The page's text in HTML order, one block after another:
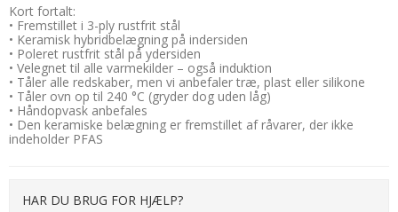
Kort fortalt:
• Fremstillet i 3-ply rustfrit stål
• Keramisk hybridbelægning på indersiden
• Poleret rustfrit stål på ydersiden
• Velegnet til alle varmekilder – også induktion
• Tåler alle redskaber, men vi anbefaler træ, plast eller silikone
• Tåler ovn op til 240 °C (gryder dog uden låg)
• Håndopvask anbefales
• Den keramiske belægning er fremstillet af råvarer, der ikke
indeholder PFAS
HAR DU BRUG FOR HJÆLP?